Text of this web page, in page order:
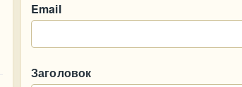
Email
Заголовок